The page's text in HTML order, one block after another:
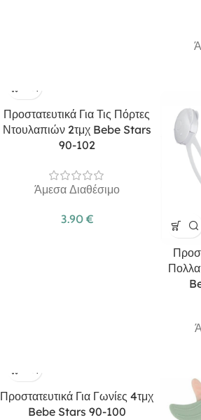
Προστατευτικά Για Τις Πόρτες
Ντουλαπιών 2τμχ Bebe Stars
90-102
Άμεσα Διαθέσιμο
3.90 €
Προστατευτικά Για Γωνίες 4τμχ
Bebe Stars 90-100